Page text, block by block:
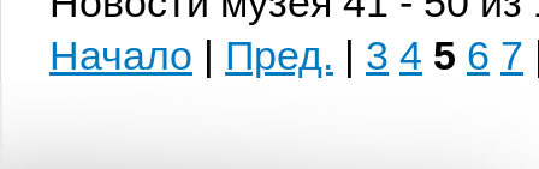
Начало | Пред. | 3 4 5 6 7